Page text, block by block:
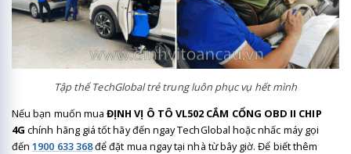
Tập thể TechGlobal trẻ trung luôn phục vụ hết mình
Nếu bạn muốn mua ĐỊNH VỊ Ô TÔ VL502 CẮM CỔNG OBD II CHIP
4G chính hãng giá tốt hãy đến ngay TechGlobal hoặc nhấc máy gọi
đến1900 633 368để đặt mua ngay tại nhà từ bây giờ. Để biết thêm